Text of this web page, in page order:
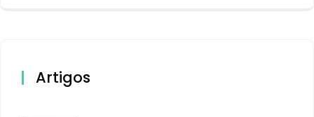
Artigos